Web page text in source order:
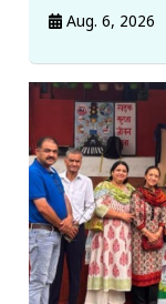
Aug. 6, 2026